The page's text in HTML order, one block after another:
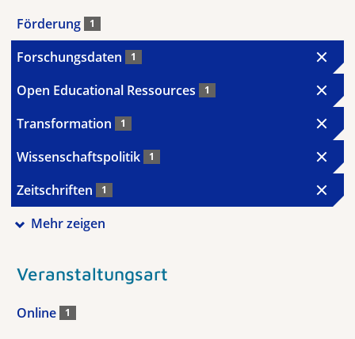
Förderung 1
Forschungsdaten 1
Open Educational Ressources 1
Transformation 1
Wissenschaftspolitik 1
Zeitschriften 1
Mehr zeigen
Veranstaltungsart
Online 1